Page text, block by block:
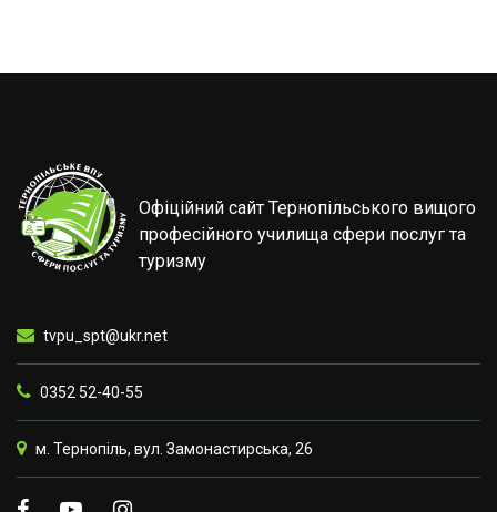
Офіційний сайт Тернопільського вищого
професійного училища сфери послуг та
туризму
tvpu_spt@ukr.net
0352 52-40-55
м. Тернопіль, вул. Замонастирська, 26